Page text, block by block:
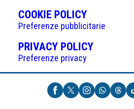
COOKIE POLICY(APRE
IN
UNA
NUOVA
Preferenze pubblicitarie
PRIVACY POLICY(APRE
UNA
NUOVA
SCHEDA)
Preferenze privacy